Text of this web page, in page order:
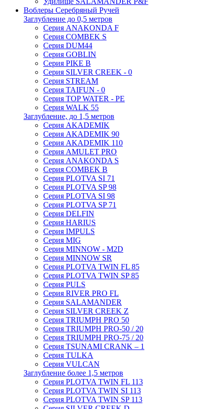
Воблеры Серебряный Ручей
Заглубление до 0,5 метров
Серия ANAKONDA F
Серия COMBEK S
Серия DUM44
Серия GOBLIN
Серия PIKE B
Серия SILVER CREEK - 0
Серия STREAM
Серия TAIFUN - 0
Серия TOP WATER - PE
Серия WALK 55
Заглубление, до 1,5 метров
Серия AKADEMIK
Серия AKADEMIK 90
Серия AKADEMIK 110
Серия AMULET PRO
Серия ANAKONDA S
Серия COMBEK B
Серия PLOTVA SI 71
Серия PLOTVA SP 98
Серия PLOTVA SI 98
Серия PLOTVA SP 71
Серия DELFIN
Серия HARIUS
Серия IMPULS
Серия MIG
Серия MINNOW - M2D
Серия MINNOW SR
Серия PLOTVA TWIN FL 85
Серия PLOTVA TWIN SP 85
Серия PULS
Серия RIVER PRO FL
Серия SALAMANDER
Серия SILVER CREEK Z
Серия TRIUMPH PRO 50
Серия TRIUMPH PRO-50 / 20
Серия TRIUMPH PRO-75 / 20
Серия TSUNAMI CRANK – 1
Серия TULKA
Серия VULCAN
Заглубление более 1,5 метров
Серия PLOTVA TWIN FL 113
Серия PLOTVA TWIN SI 113
Серия PLOTVA TWIN SP 113